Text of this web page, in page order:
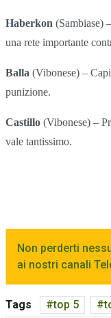
Haberkon (Sambiase)
una rete importante
Balla (Vibonese) –
punizione.
Castillo (Vibonese) –
vale tantissimo.
Non perderti
ai nostri canali
Tags top 5